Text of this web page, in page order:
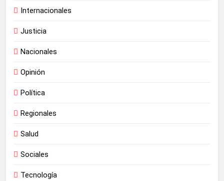
Internacionales
Justicia
Nacionales
Opinión
Política
Regionales
Salud
Sociales
Tecnología